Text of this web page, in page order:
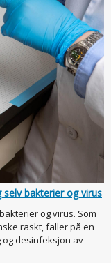
bakterier og virus
og virus. Som
raskt, faller på en
desinfeksjon av